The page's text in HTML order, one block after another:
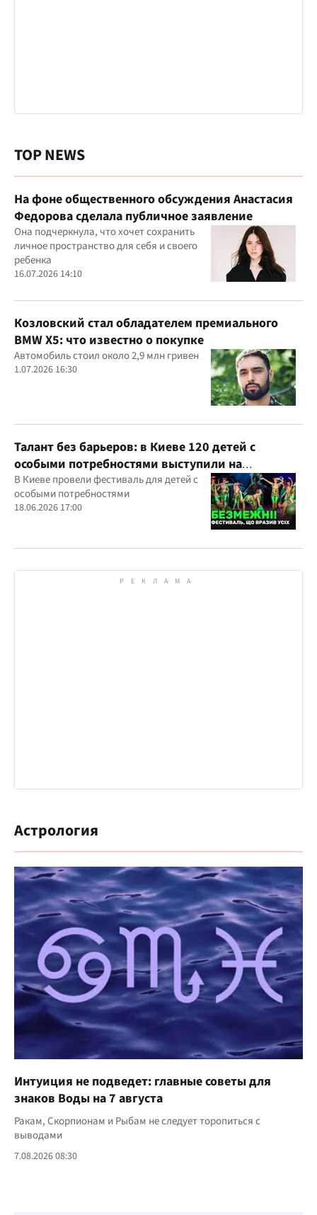
TOP NEWS
На фоне общественного обсуждения Анастасия
Федорова сделала публичное заявление
Она подчеркнула, что хочет сохранить
личное пространство для себя и своего
ребенка
16.07.2026 14:10
Козловский стал обладателем премиального
BMW X5: что известно о покупке
Автомобиль стоил около 2,9 млн гривен
1.07.2026 16:30
Талант без барьеров: в Киеве 120 детей с
особыми потребностями выступили на
всеукраинском фестивале
В Киеве провели фестиваль для детей с
особыми потребностями
18.06.2026 17:00
Астрология
Интуиция не подведет: главные советы для
знаков Воды на 7 августа
Ракам, Скорпионам и Рыбам не следует торопиться с
выводами
7.08.2026 08:30